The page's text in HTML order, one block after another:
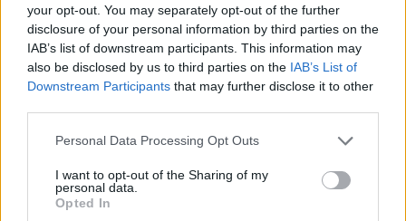
your opt-out. You may separately opt-out of the further
disclosure of your personal information by third parties on the
IAB’s list of downstream participants. This information may
also be disclosed by us to third parties on the IAB’s List of
Downstream Participants that may further disclose it to other
Personal Data Processing Opt Outs
I want to opt-out of the Sharing of my
personal data.
Opted In
της ρητορικής μίσους που χρησιμοποιείται,
συμπεριλαμβανομένων των μέσων κοινωνικής
δικτύωσης, είναι απεχθής», σχολίασε.